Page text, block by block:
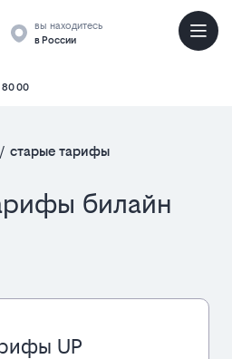
вы находитесь
в России
80 00
/ старые тарифы
билайн
UP